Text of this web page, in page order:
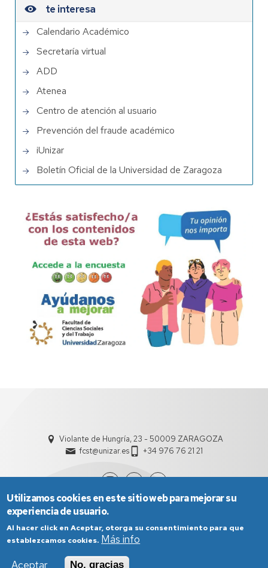
te interesa
Calendario Académico
Secretaría virtual
ADD
Atenea
Centro de atención al usuario
Prevención del fraude académico
iUnizar
Boletín Oficial de la Universidad de Zaragoza
Violante de Hungría, 23 - 50009 ZARAGOZA
fcst@unizar.es
+34 976 76 21 21
Utilizamos cookies en este sitio web para mejorar su
experiencia de usuario.
Al hacer click en Aceptar, otorga su consentimiento para que
establezcamos cookies. Más info
Aceptar
No, gracias